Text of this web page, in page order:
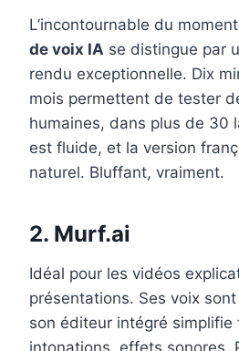
L’incontournable du
de voix IA se distingue par
rendu exceptionnelle. Dix
mois permettent de tester
humaines, dans plus de 30
est fluide, et la version
naturel. Bluffant, vraiment.
2. Murf.ai
Idéal pour les vidéos
présentations. Ses voix
son éditeur intégré simplifie